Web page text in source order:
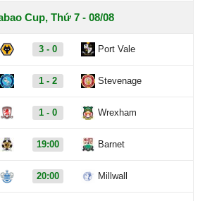
Cup, Thứ 7 - 08/08
3 - 0 Port Vale
1 - 2 Stevenage
1 - 0 Wrexham
19:00 Barnet
20:00 Millwall